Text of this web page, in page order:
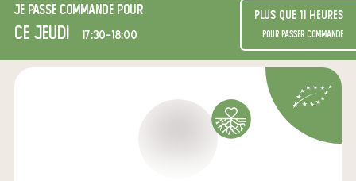
Je passe commande pour
ce jeudi 17:30-18:00
Plus que 11 heures
pour passer commande